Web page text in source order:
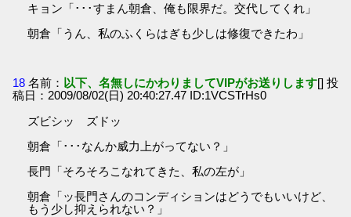
キョン「･･･すまん朝倉、俺も限界だ。交代してくれ」
朝倉「うん、私のふくらはぎも少しは修復できたわ」
18 名前： 以下、名無しにかわりましてVIPがお送りします[] 投
稿日：2009/08/02(日) 20:40:27.47 ID:1VCSTrHs0
ズビシッ ズドッ
朝倉「･･･なんか威力上がってない？」
長門「そろそろこなれてきた、私の左が」
朝倉「ッ長門さんのコンディションはどうでもいいけど、
もう少し抑えられない？」